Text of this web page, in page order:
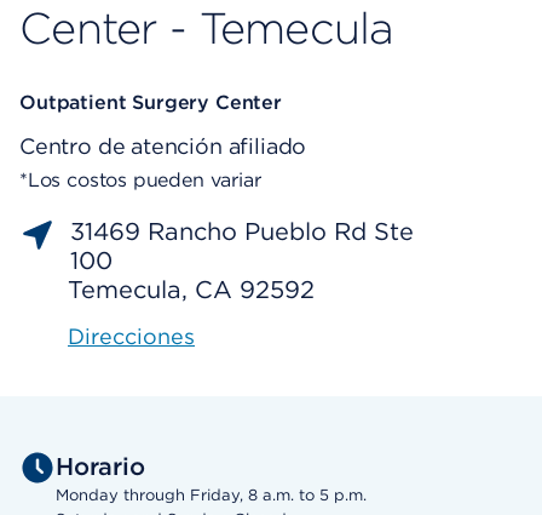
Center - Temecula
Outpatient Surgery Center
Centro de atención afiliado
*Los costos pueden variar
31469 Rancho Pueblo Rd Ste
100
Temecula, CA 92592
Direcciones
Horario
Monday through Friday, 8 a.m. to 5 p.m.